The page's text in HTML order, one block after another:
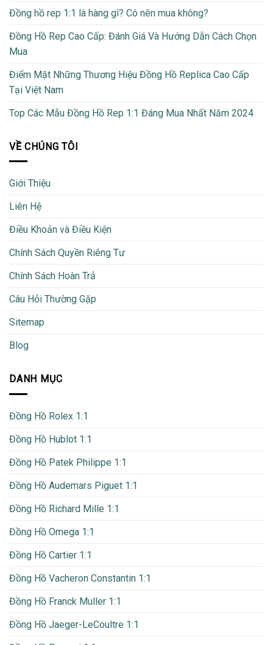
Đồng hồ rep 1:1 là hàng gì? Có nên mua không?
Đồng Hồ Rep Cao Cấp: Đánh Giá Và Hướng Dẫn Cách Chọn
Mua
Điểm Mặt Những Thương Hiệu Đồng Hồ Replica Cao Cấp
Tại Việt Nam
Top Các Mẫu Đồng Hồ Rep 1:1 Đáng Mua Nhất Năm 2024
VỀ CHÚNG TÔI
Giới Thiệu
Liên Hệ
Điều Khoản và Điều Kiện
Chính Sách Quyền Riêng Tư
Chính Sách Hoàn Trả
Câu Hỏi Thường Gặp
Sitemap
Blog
DANH MỤC
Đồng Hồ Rolex 1:1
Đồng Hồ Hublot 1:1
Đồng Hồ Patek Philippe 1:1
Đồng Hồ Audemars Piguet 1:1
Đồng Hồ Richard Mille 1:1
Đồng Hồ Omega 1:1
Đồng Hồ Cartier 1:1
Đồng Hồ Vacheron Constantin 1:1
Đồng Hồ Franck Muller 1:1
Đồng Hồ Jaeger-LeCoultre 1:1